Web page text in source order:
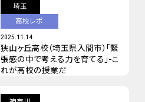
埼玉
高校レポ
2025.11.14
狭山ヶ丘高校（埼玉県入間市）「緊
張感の中で考える力を育てる」-こ
れが高校の授業だ